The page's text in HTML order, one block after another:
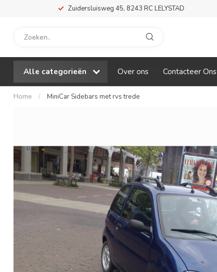
Zuidersluisweg 45, 8243 RC LELYSTAD
Alle categorieën Over ons Contacteer Ons
Home / MiniCar Sidebars met rvs trede